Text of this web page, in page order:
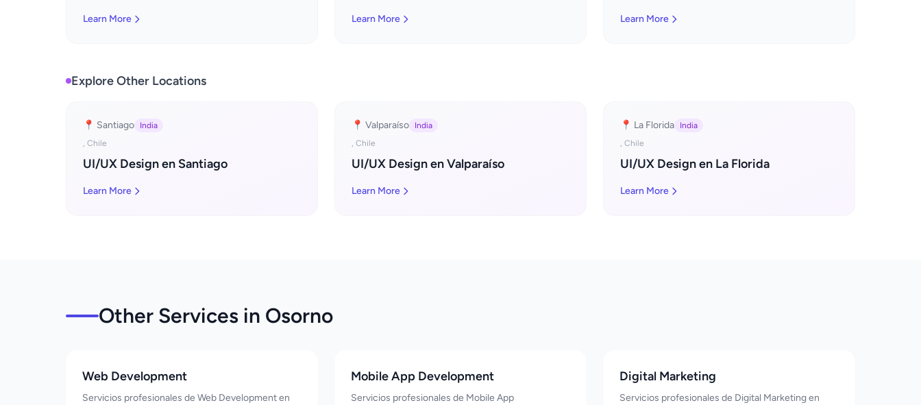
Learn More Learn More Learn More
Explore Other Locations
📍 Santiago
India
, Chile
UI/UX Design en Santiago
Learn More
📍 Valparaíso
India
, Chile
UI/UX Design en Valparaíso
Learn More
📍 La Florida
India
, Chile
UI/UX Design en La Florida
Learn More
Other Services in Osorno
Web Development
Servicios profesionales de Web Development en
Mobile App Development
Servicios profesionales de Mobile App
Digital Marketing
Servicios profesionales de Digital Marketing en